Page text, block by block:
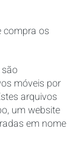
compra os
são
móveis por
arquivos
um website
em nome